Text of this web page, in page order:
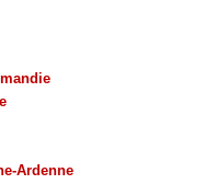
Ardenne